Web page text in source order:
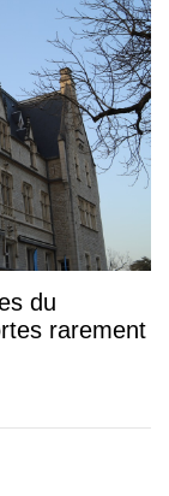
du
rarement